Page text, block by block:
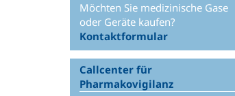
Möchten Sie medizinische Gase
oder Geräte kaufen?
Kontaktformular
Callcenter für
Pharmakovigilanz